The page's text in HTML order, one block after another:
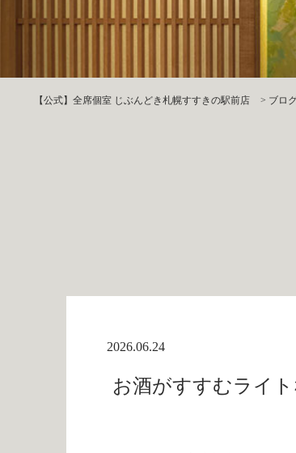
【公式】全席個室 じぶんどき札幌すすきの駅前店 > ブロ
2026.06.24
お酒がすすむライ